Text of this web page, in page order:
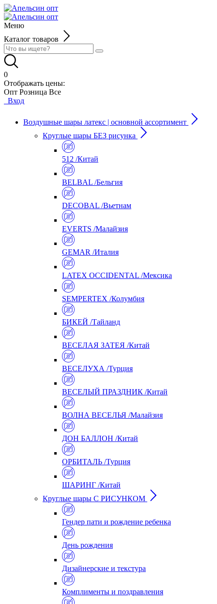
Меню
Каталог товаров
0
Отображать цены:
Опт Розница Все
Вход
Воздушные шары латекс | основной ассортимент
Круглые шары БЕЗ рисунка
512 /Китай
BELBAL /Бельгия
DECOBAL /Вьетнам
EVERTS /Малайзия
GEMAR /Италия
LATEX OCCIDENTAL /Мексика
SEMPERTEX /Колумбия
БИКЕЙ /Тайланд
ВЕСЕЛАЯ ЗАТЕЯ /Китай
ВЕСЕЛУХА /Турция
ВЕСЕЛЫЙ ПРАЗДНИК /Китай
ВОЛНА ВЕСЕЛЬЯ /Малайзия
ДОН БАЛЛОН /Китай
ОРБИТАЛЬ /Турция
ШАРИНГ /Китай
Круглые шары С РИСУНКОМ
Гендер пати и рождение ребенка
День рождения
Дизайнерские и текстура
Комплименты и поздравления